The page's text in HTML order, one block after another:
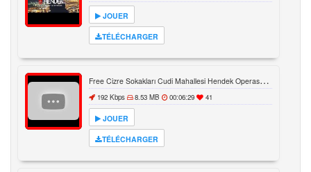
JOUER
TÉLÉCHARGER
F
ree Cizre Sokakları Cudi Mahallesi Hendek Operasyonları
192 Kbps 8.53 MB 00:06:29 41
JOUER
TÉLÉCHARGER